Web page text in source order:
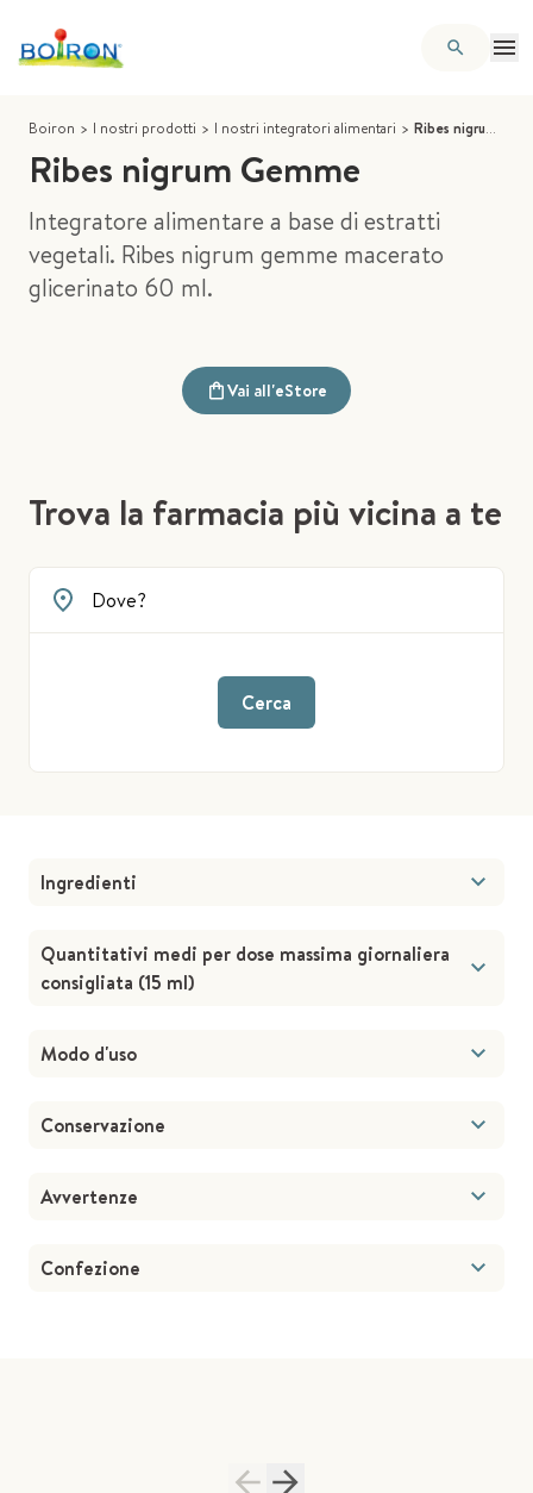
Boiron > I nostri prodotti > I nostri integratori alimentari > Ribes nigrum Gemme
Ribes nigrum Gemme
Integratore alimentare a base di estratti
vegetali. Ribes nigrum gemme macerato
glicerinato 60 ml.
Vai all'eStore
Trova la farmacia più vicina a te
Cerca
Ingredienti
Quantitativi medi per dose massima giornaliera
consigliata (15 ml)
Modo d'uso
Conservazione
Avvertenze
Confezione